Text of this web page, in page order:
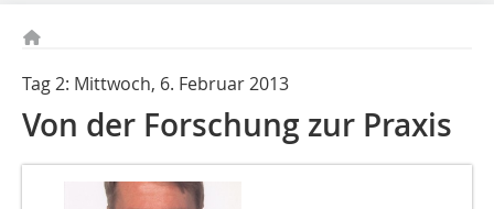
Tag 2: Mittwoch, 6. Februar 2013
Von der Forschung zur Praxis